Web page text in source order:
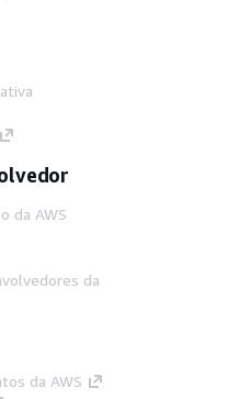
da AWS
da
da AWS